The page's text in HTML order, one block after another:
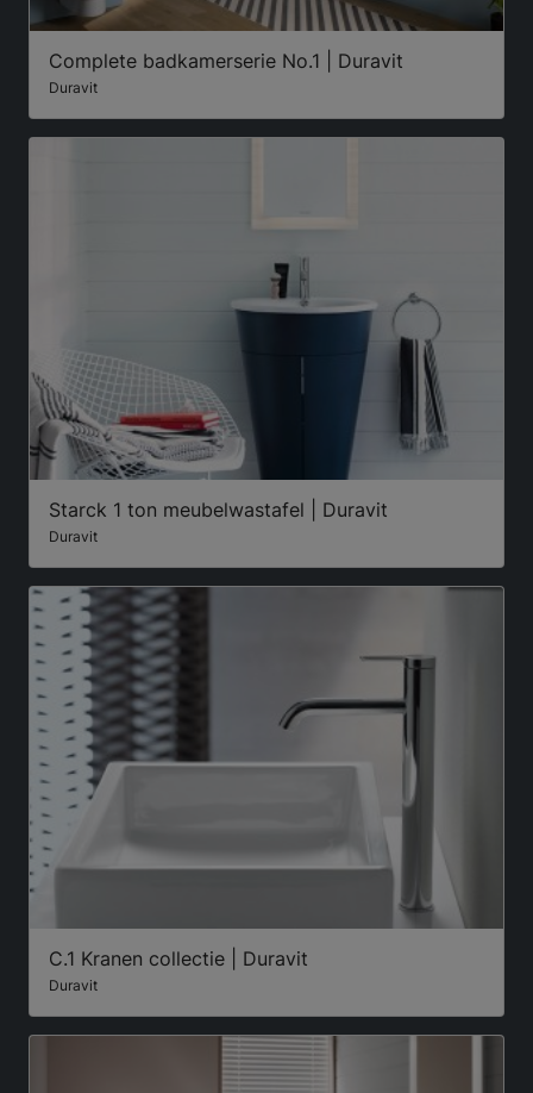
Complete badkamerserie No.1 | Duravit
Duravit
Starck 1 ton meubelwastafel | Duravit
Duravit
C.1 Kranen collectie | Duravit
Duravit